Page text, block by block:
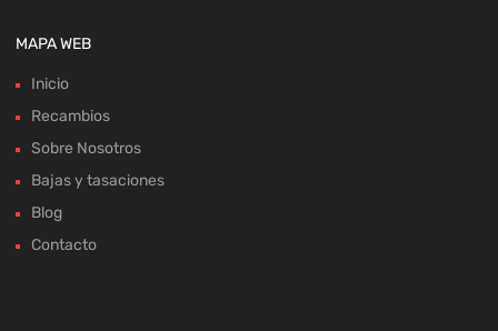
MAPA WEB
Inicio
Recambios
Sobre Nosotros
Bajas y tasaciones
Blog
Contacto